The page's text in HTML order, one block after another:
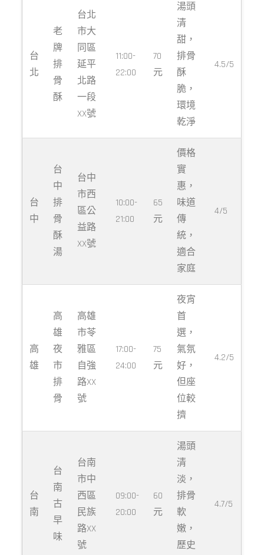
台
北
老
牌
排
骨
酥
台北
市大
同區
延平
北路
一段
XX號
11:00-
22:00
70
元
湯頭
清
甜，
排骨
酥
脆，
環境
乾淨
4.5/5
台
中
台
中
排
骨
酥
湯
台中
市西
區公
益路
XX號
10:00-
21:00
65
元
價格
實
惠，
味道
傳
統，
適合
家庭
4/5
高
雄
高
雄
夜
市
排
骨
高雄
市苓
雅區
自強
路XX
號
17:00-
24:00
75
元
夜宵
首
選，
氣氛
好，
但座
位較
擠
4.2/5
台
南
台
南
古
早
味
台南
市中
西區
民族
路XX
號
09:00-
20:00
60
元
湯頭
清
淡，
排骨
軟
嫩，
歷史
4.7/5